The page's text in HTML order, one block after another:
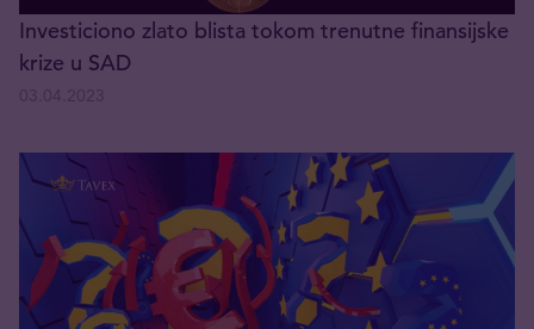
Investiciono zlato blista tokom trenutne finansijske
krize u SAD